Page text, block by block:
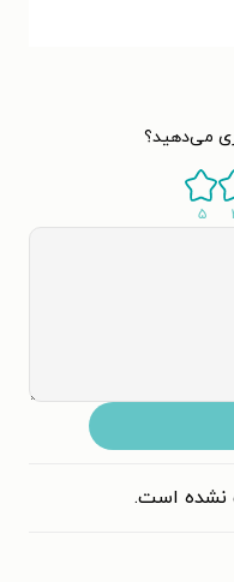
می‌دهید؟
۵
نشده است.